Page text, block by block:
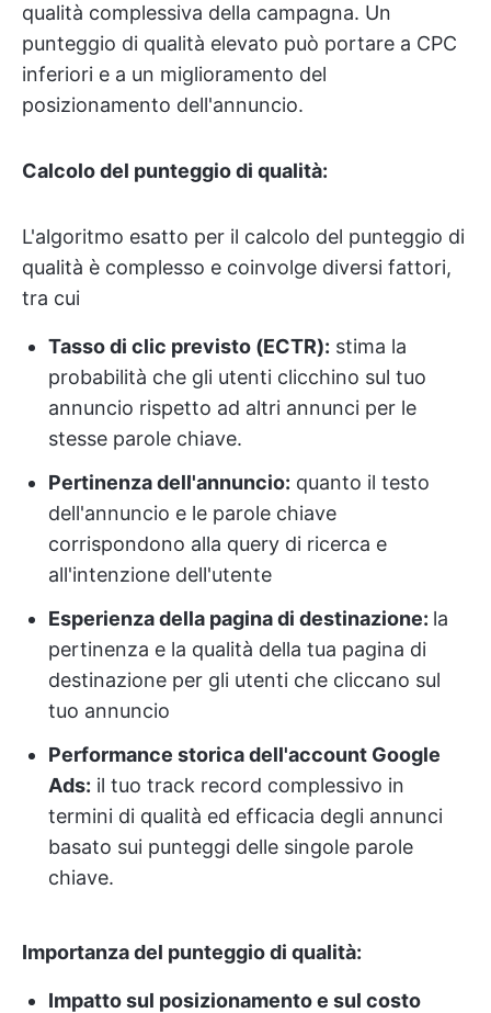
qualità complessiva della campagna. Un
punteggio di qualità elevato può portare a CPC
inferiori e a un miglioramento del
posizionamento dell'annuncio.
Calcolo del punteggio di qualità:
L'algoritmo esatto per il calcolo del punteggio di
qualità è complesso e coinvolge diversi fattori,
tra cui
Tasso di clic previsto (ECTR): stima la
probabilità che gli utenti clicchino sul tuo
annuncio rispetto ad altri annunci per le
stesse parole chiave.
Pertinenza dell'annuncio: quanto il testo
dell'annuncio e le parole chiave
corrispondono alla query di ricerca e
all'intenzione dell'utente
Esperienza della pagina di destinazione: la
pertinenza e la qualità della tua pagina di
destinazione per gli utenti che cliccano sul
tuo annuncio
Performance storica dell'account Google
Ads: il tuo track record complessivo in
termini di qualità ed efficacia degli annunci
basato sui punteggi delle singole parole
chiave.
Importanza del punteggio di qualità:
Impatto sul posizionamento e sul costo